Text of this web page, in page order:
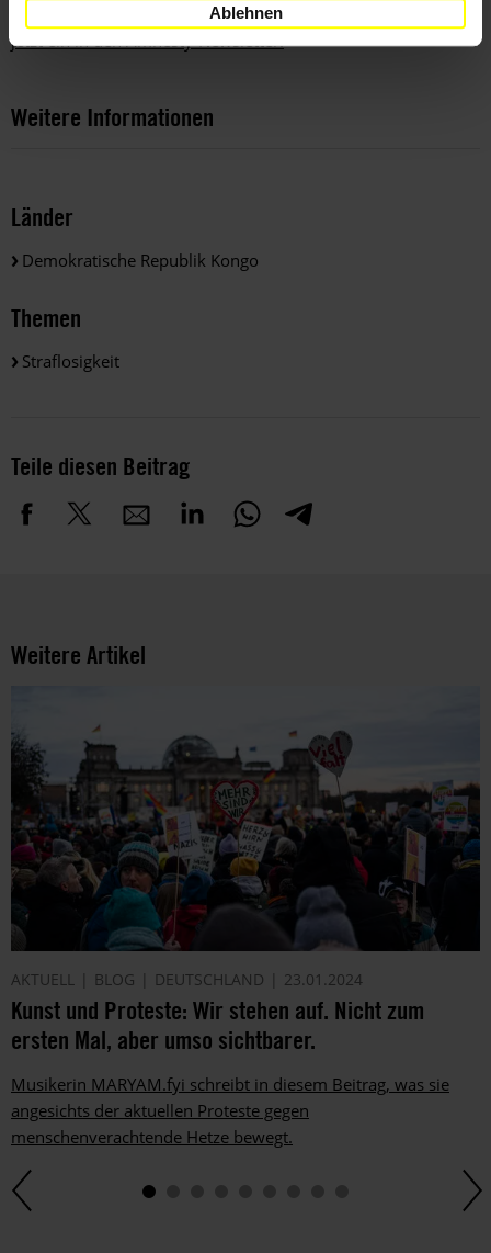
Ablehnen
aktuelle Aktionen informiert werden?
jetzt ein in den Amnesty-Newsletter!
Weitere Informationen
Länder
Demokratische Republik Kongo
Themen
Straflosigkeit
Teile diesen Beitrag
Weitere Artikel
AKTUELL BLOG DEUTSCHLAND 23.01.2024
Kunst und Proteste: Wir stehen auf. Nicht zum
ersten Mal, aber umso sichtbarer.
Musikerin MARYAM.fyi schreibt in diesem Beitrag, was sie
angesichts der aktuellen Proteste gegen
menschenverachtende Hetze bewegt.